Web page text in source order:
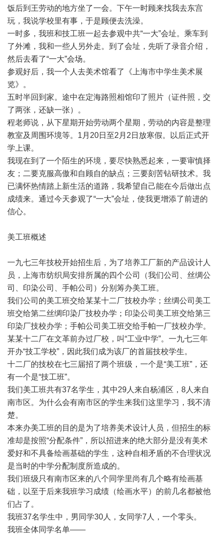
饭后到王劳动的地方坐了一会。下午一时顾来找我去东宫
玩，我说学校里有事，于是顾便去洗澡。
一时多，我班和技工班一起去参观中共“一大”会址。乘车到
了外滩，我和一些人另外走。到了会址，先听了录音介绍，
然后去看了“一大”会场。
参观好后，我一个人去美术馆看了《上海市中学生美术展
览》。
五时半回到家。途中在定海路照相馆印了照片（证件照，交
了两张，还缺一张）。
程老师说，从下星期开始劳动两个星期，劳动的内容是整理
教室及周围环境等。1月20日至2月2日放寒假。以后正式开
学上课。
我现在到了一个陌生的环境，要尽快熟悉起来，一要审慎择
友；二要克服高傲和自顾自的缺点；三要刻苦钻研技术。我
已满怀热情踏上新生活的道路，我希望自己能在今后做出点
成绩来。通过今天参观了“一大”会址，使我更增添了前进的
信心。
美工班概述
一九七三年技校开始招生后，为了培养工厂新的产品设计人
员，上海市纺织局安排所属的四个公司（我们公司、丝绸公
司、印染公司、手帕公司）分别筹办美工班。
我们公司的美工班交给某某十二厂技校办学；丝绸公司美工
班交给第二丝绸印染厂技校办学；印染公司美工班交给第三
印染厂技校办学；手帕公司美工班交给手帕一厂技校办学。
某某十二厂在文革前办过厂校，叫“工业中学”。一九七三年
开办“技工学校”，因此我们成为该厂的首届技校学生。
十二厂的技校在七三届招了两个班级，一个是“美工班”，还
有一个是“技工班”。
我们美工班共有37名学生，其中29人来自杨浦区，8人来自
南市区。为什么会有南市区的学生来我们这里学习，我不清
楚。
本来办美工班的目的是为了培养美术设计人员，但招生的标
准却是按照“分配条件”，所以招进来的绝大部分是没有美术
爱好和不具备绘画基础的学生，这种自相矛盾的不合理状况
是当时的中学分配制度所造成的。
我们班级只有南市区来的八个同学里尚有几个略有绘画基
础，以至于后来我班学习成绩（绘画水平）的前几名都被他
们占了。
我班37名学生中，男同学30人，女同学7人，一个零头。
我班全体同学名单——